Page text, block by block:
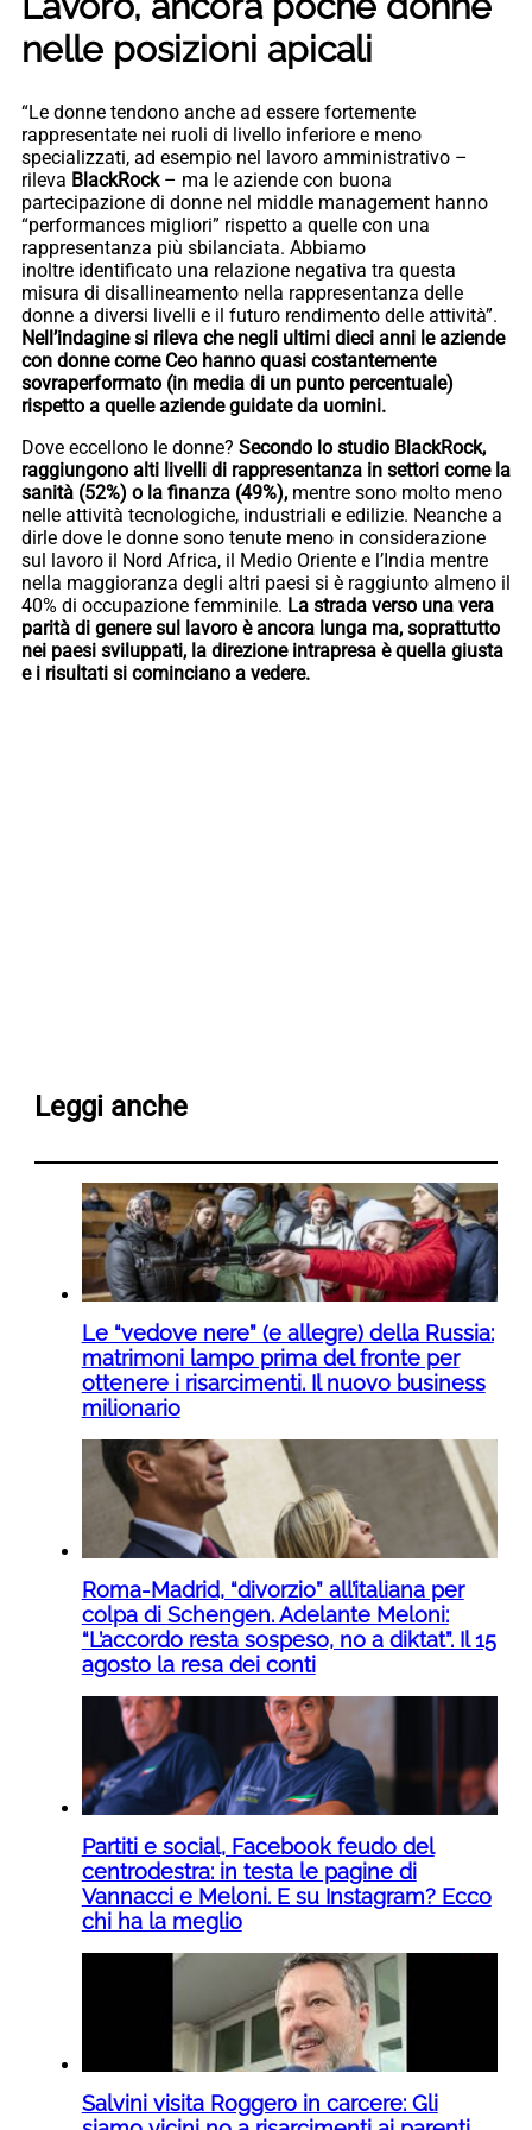
nelle posizioni apicali
“Le donne tendono anche ad essere fortemente
rappresentate nei ruoli di livello inferiore e meno
specializzati, ad esempio nel lavoro amministrativo –
rileva BlackRock – ma le aziende con buona
partecipazione di donne nel middle management hanno
“performances migliori” rispetto a quelle con una
rappresentanza più sbilanciata. Abbiamo
inoltre identificato una relazione negativa tra questa
misura di disallineamento nella rappresentanza delle
donne a diversi livelli e il futuro rendimento delle attività”.
Nell’indagine si rileva che negli ultimi dieci anni le aziende
con donne come Ceo hanno quasi costantemente
sovraperformato (in media di un punto percentuale)
rispetto a quelle aziende guidate da uomini.
Dove eccellono le donne? Secondo lo studio BlackRock,
raggiungono alti livelli di rappresentanza in settori come la
sanità (52%) o la finanza (49%), mentre sono molto meno
nelle attività tecnologiche, industriali e edilizie. Neanche a
dirle dove le donne sono tenute meno in considerazione
sul lavoro il Nord Africa, il Medio Oriente e l’India mentre
nella maggioranza degli altri paesi si è raggiunto almeno il
40% di occupazione femminile. La strada verso una vera
parità di genere sul lavoro è ancora lunga ma, soprattutto
nei paesi sviluppati, la direzione intrapresa è quella giusta
e i risultati si cominciano a vedere.
Leggi anche
Le “vedove nere” (e allegre) della Russia:
matrimoni lampo prima del fronte per
ottenere i risarcimenti. Il nuovo business
milionario
Roma-Madrid, “divorzio” all’italiana per
colpa di Schengen. Adelante Meloni:
“L’accordo resta sospeso, no a diktat”. Il 15
agosto la resa dei conti
Partiti e social, Facebook feudo del
centrodestra: in testa le pagine di
Vannacci e Meloni. E su Instagram? Ecco
chi ha la meglio
Salvini visita Roggero in carcere: Gli